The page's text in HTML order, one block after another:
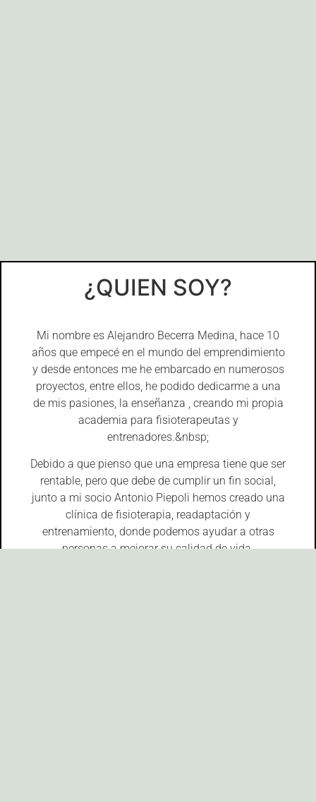
¿QUIEN SOY?
Mi nombre es Alejandro Becerra Medina, hace 10
años que empecé en el mundo del emprendimiento
y desde entonces me he embarcado en numerosos
proyectos, entre ellos, he podido dedicarme a una
de mis pasiones, la enseñanza , creando mi propia
academia para fisioterapeutas y
entrenadores.&nbsp;
Debido a que pienso que una empresa tiene que ser
rentable, pero que debe de cumplir un fin social,
junto a mi socio Antonio Piepoli hemos creado una
clínica de fisioterapia, readaptación y
entrenamiento, donde podemos ayudar a otras
personas a mejorar su calidad de vida.